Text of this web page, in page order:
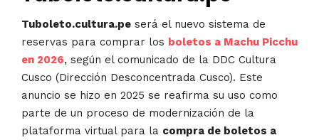
Tuboleto.cultura.pe será el nuevo sistema de
reservas para comprar los boletos a Machu Picchu
en 2026, según el comunicado de la DDC Cultura
Cusco (Dirección Desconcentrada Cusco). Este
anuncio se hizo en 2025 se reafirma su uso como
parte de un proceso de modernización de la
plataforma virtual para la compra de boletos a